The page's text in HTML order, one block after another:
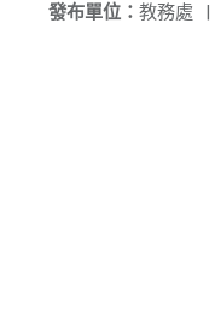
發布單位： 教務處 |